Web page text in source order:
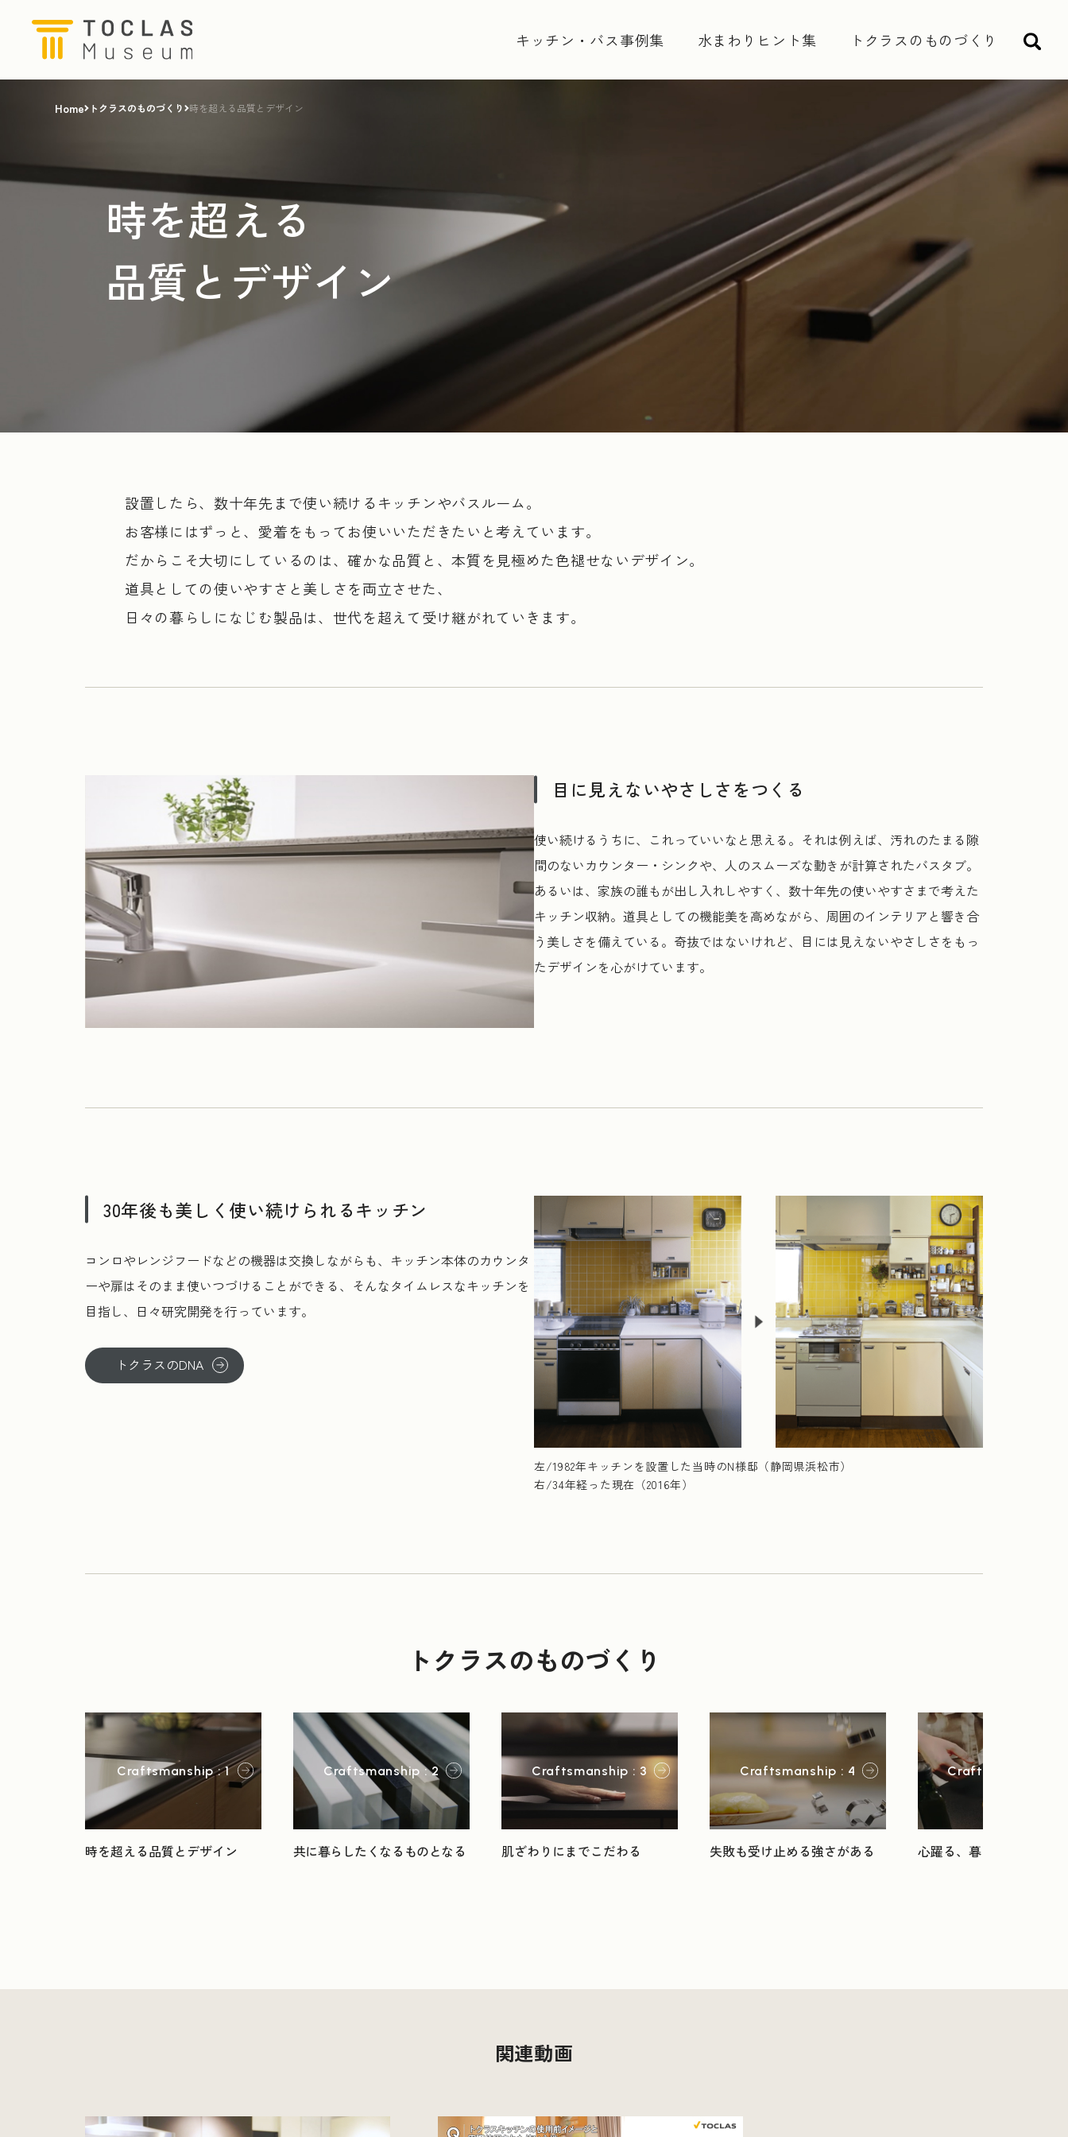
キッチン・バス事例集 水まわりヒント集
トクラスのものづくり
Home トクラスのものづくり 時を超える品質とデザイン
時を超える
品質とデザイン
設置したら、数十年先まで使い続けるキッチンやバスルーム。
お客様にはずっと、愛着をもってお使いいただきたいと考えています。
だからこそ大切にしているのは、確かな品質と、本質を見極めた色褪せないデザイン。
道具としての使いやすさと美しさを両立させた、
日々の暮らしになじむ製品は、世代を超えて受け継がれていきます。
目に見えないやさしさをつくる
使い続けるうちに、これっていいなと思える。それは例えば、汚れのたまる隙
間のないカウンター・シンクや、人のスムーズな動きが計算されたバスタブ。
あるいは、家族の誰もが出し入れしやすく、数十年先の使いやすさまで考えた
キッチン収納。道具としての機能美を高めながら、周囲のインテリアと響き合
う美しさを備えている。奇抜ではないけれど、目には見えないやさしさをもっ
たデザインを心がけています。
30年後も美しく使い続けられるキッチン
コンロやレンジフードなどの機器は交換しながらも、キッチン本体のカウンタ
ーや扉はそのまま使いつづけることができる、そんなタイムレスなキッチンを
目指し、日々研究開発を行っています。
トクラスのDNA
左/1982年キッチンを設置した当時のN様邸（静岡県浜松市）
右/34年経った現在（2016年）
トクラスのものづくり
Craftsmanship : 1
時を超える品質とデザイン
Craftsmanship : 2
共に暮らしたくなるものとなる
Craftsmanship : 3
肌ざわりにまでこだわる
Craftsmanship : 4
失敗も受け止める強さがある
Craftsmanship : 5
心躍る、暮らしを楽しむ
関連動画